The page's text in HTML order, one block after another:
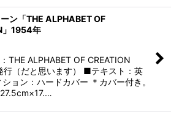
ン「THE ALPHABET OF
」1954年
THE ALPHABET OF CREATION
（だと思います） ■テキスト：英
ョン：ハードカバー ＊カバー付き。